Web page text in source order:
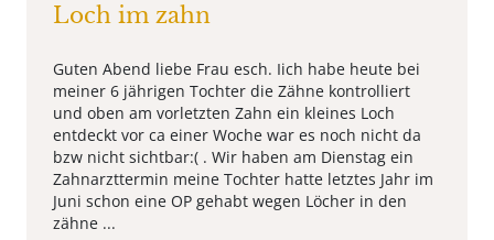
Loch im zahn
Guten Abend liebe Frau esch. Iich habe heute bei
meiner 6 jährigen Tochter die Zähne kontrolliert
und oben am vorletzten Zahn ein kleines Loch
entdeckt vor ca einer Woche war es noch nicht da
bzw nicht sichtbar:( . Wir haben am Dienstag ein
Zahnarzttermin meine Tochter hatte letztes Jahr im
Juni schon eine OP gehabt wegen Löcher in den
zähne ...